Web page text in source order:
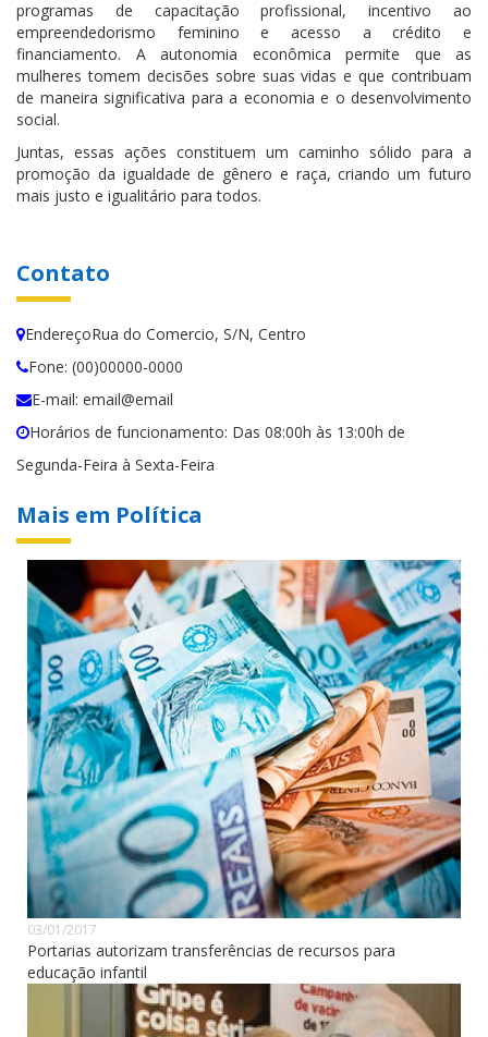
programas de capacitação profissional, incentivo ao
empreendedorismo feminino e acesso a crédito e
financiamento. A autonomia econômica permite que as
mulheres tomem decisões sobre suas vidas e que contribuam
de maneira significativa para a economia e o desenvolvimento
social.
Juntas, essas ações constituem um caminho sólido para a
promoção da igualdade de gênero e raça, criando um futuro
mais justo e igualitário para todos.
Contato
EndereçoRua do Comercio, S/N, Centro
Fone: (00)00000-0000
E-mail: email@email
Horários de funcionamento: Das 08:00h às 13:00h de
Segunda-Feira à Sexta-Feira
Mais em Política
03/01/2017
Portarias autorizam transferências de recursos para
educação infantil